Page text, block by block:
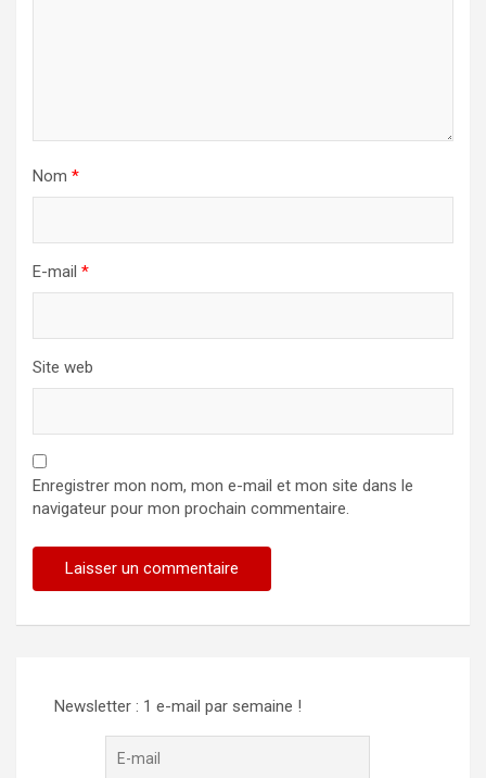
Nom *
E-mail *
Site web
Enregistrer mon nom, mon e-mail et mon site dans le
navigateur pour mon prochain commentaire.
Newsletter : 1 e-mail par semaine !